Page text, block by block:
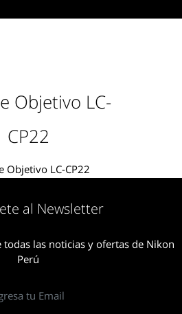
Objetivo LC-
CP22
Objetivo LC-CP22
al Newsletter
las noticias y ofertas de Nikon
Perú